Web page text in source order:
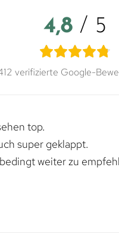
4,8 / 5
verifizierte Google-
top.
super geklappt.
weiter zu